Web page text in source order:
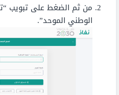
من ثم الضغط على تبويب
الوطني الموحد”.